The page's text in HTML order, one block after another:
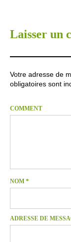
Laisser un
Votre adresse de
obligatoires sont
COMMENT
NOM *
ADRESSE DE